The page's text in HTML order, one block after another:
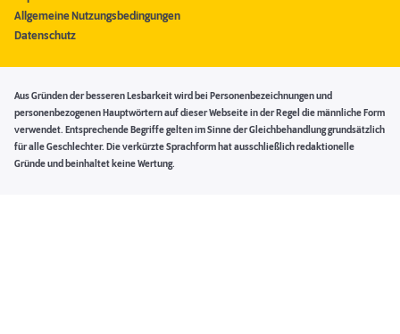
Allgemeine Nutzungsbedingungen
Datenschutz
Aus Gründen der besseren Lesbarkeit wird bei Personenbezeichnungen und
personenbezogenen Hauptwörtern auf dieser Webseite in der Regel die männliche Form
verwendet. Entsprechende Begriffe gelten im Sinne der Gleichbehandlung grundsätzlich
für alle Geschlechter. Die verkürzte Sprachform hat ausschließlich redaktionelle
Gründe und beinhaltet keine Wertung.